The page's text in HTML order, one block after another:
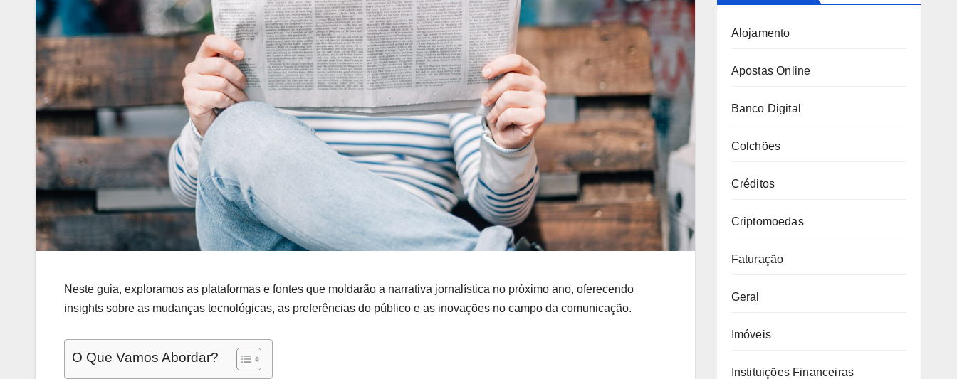
Neste guia, exploramos as plataformas e fontes que moldarão a narrativa jornalística no próximo ano, oferecendo
insights sobre as mudanças tecnológicas, as preferências do público e as inovações no campo da comunicação.
O Que Vamos Abordar?
Alojamento
Apostas Online
Banco Digital
Colchões
Créditos
Criptomoedas
Faturação
Geral
Imóveis
Instituições Financeiras